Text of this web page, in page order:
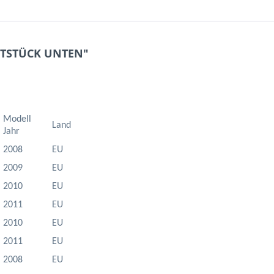
UNTEN"
Modell
Jahr
Land
2008
EU
2009
EU
2010
EU
2011
EU
2010
EU
2011
EU
2008
EU